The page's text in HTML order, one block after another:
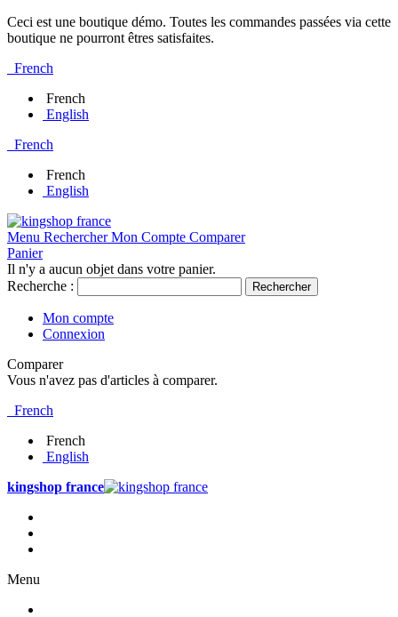
Ceci est une boutique démo. Toutes les commandes passées via cette
boutique ne pourront êtres satisfaites.
French
French
English
French
French
English
Menu Rechercher Mon Compte Comparer
Panier
Il n'y a aucun objet dans votre panier.
Recherche :
Rechercher
Mon compte
Connexion
Comparer
Vous n'avez pas d'articles à comparer.
French
French
English
kingshop france
Menu